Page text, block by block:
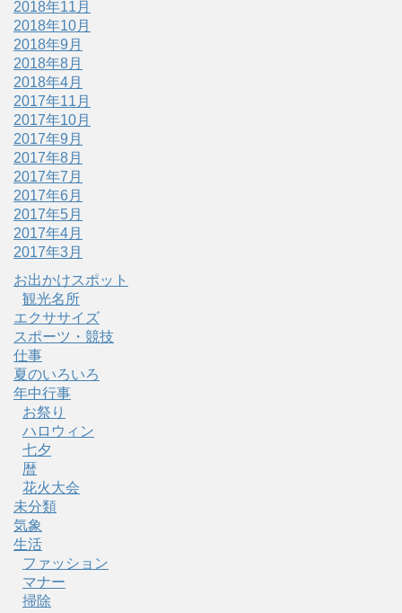
2018年11月
2018年10月
2018年9月
2018年8月
2018年4月
2017年11月
2017年10月
2017年9月
2017年8月
2017年7月
2017年6月
2017年5月
2017年4月
2017年3月
お出かけスポット
観光名所
エクササイズ
スポーツ・競技
仕事
夏のいろいろ
年中行事
お祭り
ハロウィン
七夕
暦
花火大会
未分類
気象
生活
ファッション
マナー
掃除